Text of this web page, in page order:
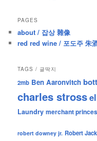
PAGES
about / 잡상 雜像
red red wine / 포도주 朱
TAGS / 글딱지
2mb Ben Aaronvitch
charles stross
Laundry merchant princes
robert downey jr. Robert